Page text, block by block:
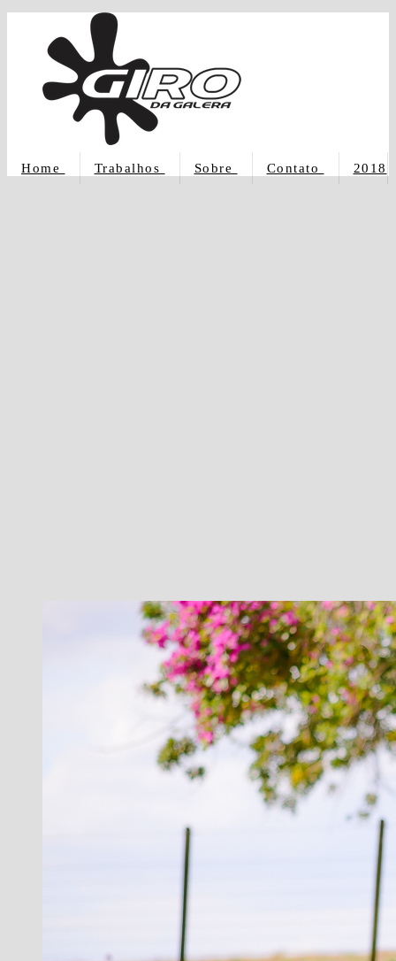
Home Trabalhos Sobre Contato 2018